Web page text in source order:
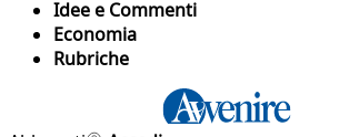
Idee e Commenti
Economia
Rubriche